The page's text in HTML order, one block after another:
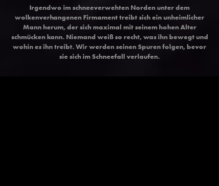
Irgendwo im schneeverwehten Norden unter dem
wolkenverhangenen Firmament treibt sich ein unheimlicher
Mann herum, der sich maximal mit seinem hohen Alter
schmücken kann. Niemand weiß so recht, was ihn bewegt und
wohin es ihn treibt. Wir werden seinen Spuren folgen, bevor
sie sich im Schneefall verlaufen.